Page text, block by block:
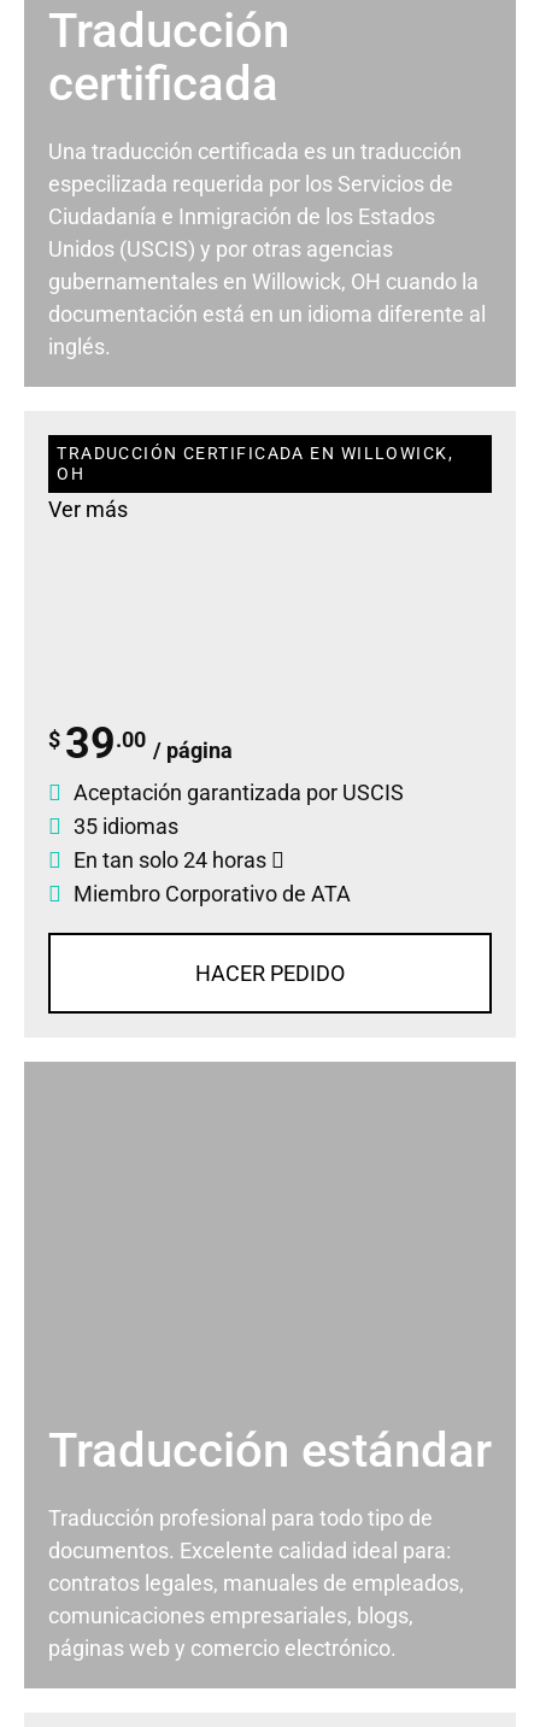
Traducción
certificada
Una traducción certificada es un traducción
especilizada requerida por los Servicios de
Ciudadanía e Inmigración de los Estados
Unidos (USCIS) y por otras agencias
gubernamentales en Willowick, OH cuando la
documentación está en un idioma diferente al
inglés.
TRADUCCIÓN CERTIFICADA EN WILLOWICK,
OH
Ver más
$ 39.00 / página
Aceptación garantizada por USCIS
35 idiomas
En tan solo 24 horas
Miembro Corporativo de ATA
HACER PEDIDO
Traducción estándar
Traducción profesional para todo tipo de
documentos. Excelente calidad ideal para:
contratos legales, manuales de empleados,
comunicaciones empresariales, blogs,
páginas web y comercio electrónico.